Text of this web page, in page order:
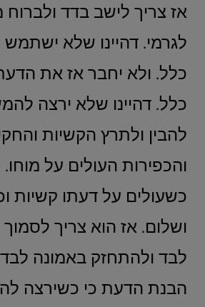
אז צריך לישב בדד
לגרמי. דהיינו שלא
כלל. ולא יחבר אז את
כלל. דהיינו שלא ירצה
להבין ולתרץ הקשיות
והכפירות העולים על מוחו.
כשעולים על דעתו קשיות
ושלום. אז הוא צריך
לבד ולהתחזק באמונה
הבנת הדעת כי כשירצה